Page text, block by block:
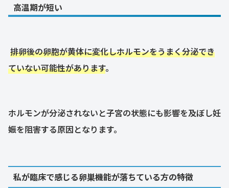
高温期が短い
排卵後の卵胞が黄体に変化しホルモンをうまく分泌でき
ていない可能性があります。
ホルモンが分泌されないと子宮の状態にも影響を及ぼし妊
娠を阻害する原因となります。
私が臨床で感じる卵巣機能が落ちている方の特徴